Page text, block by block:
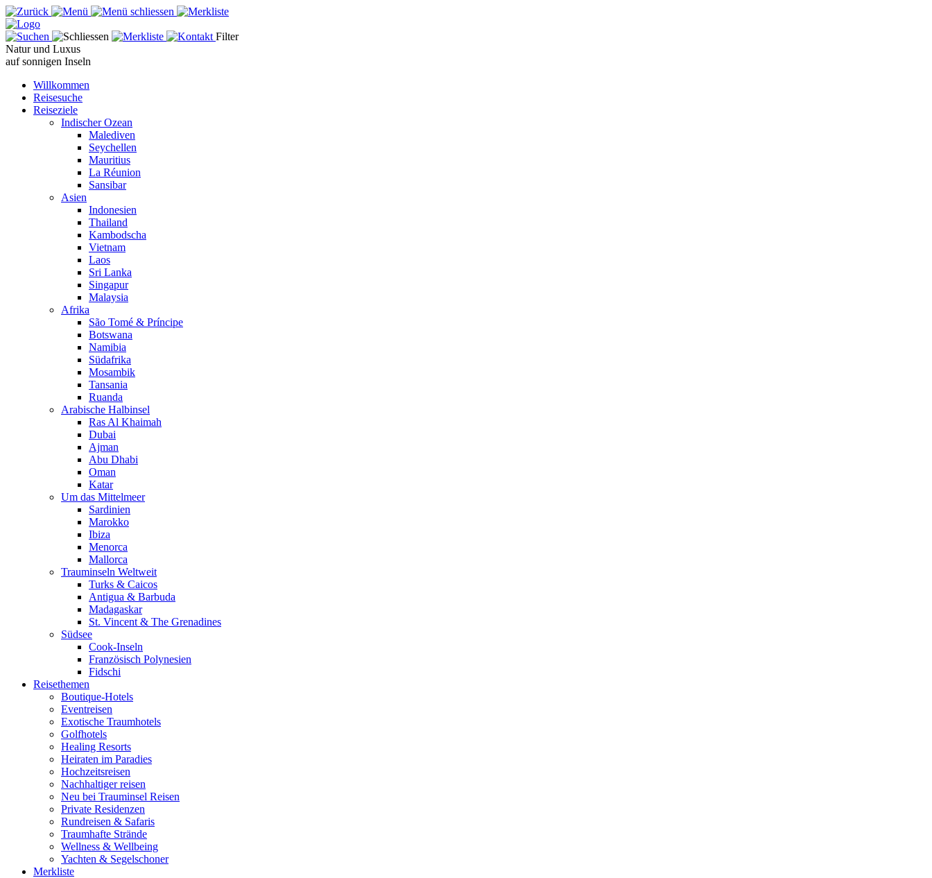
Filter
Natur und Luxus
auf sonnigen Inseln
Willkommen
Reisesuche
Reiseziele
Indischer Ozean
Malediven
Seychellen
Mauritius
La Réunion
Sansibar
Asien
Indonesien
Thailand
Kambodscha
Vietnam
Laos
Sri Lanka
Singapur
Malaysia
Afrika
São Tomé & Príncipe
Botswana
Namibia
Südafrika
Mosambik
Tansania
Ruanda
Arabische Halbinsel
Ras Al Khaimah
Dubai
Ajman
Abu Dhabi
Oman
Katar
Um das Mittelmeer
Sardinien
Marokko
Ibiza
Menorca
Mallorca
Trauminseln Weltweit
Turks & Caicos
Antigua & Barbuda
Madagaskar
St. Vincent & The Grenadines
Südsee
Cook-Inseln
Französisch Polynesien
Fidschi
Reisethemen
Boutique-Hotels
Eventreisen
Exotische Traumhotels
Golfhotels
Healing Resorts
Heiraten im Paradies
Hochzeitsreisen
Nachhaltiger reisen
Neu bei Trauminsel Reisen
Private Residenzen
Rundreisen & Safaris
Traumhafte Strände
Wellness & Wellbeing
Yachten & Segelschoner
Merkliste